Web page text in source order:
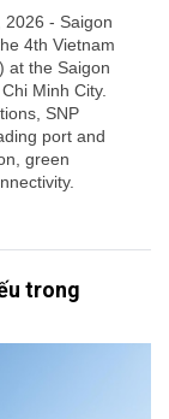
2026 - Saigon
4th Vietnam
at the Saigon
Minh City.
SNP
port and
green
trong